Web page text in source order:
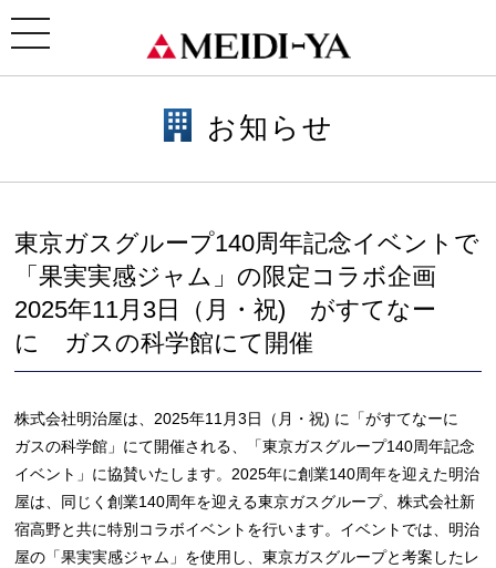
toggle
navigation
お知らせ
東京ガスグループ140周年記念イベントで
「果実実感ジャム」の限定コラボ企画
2025年11月3日（月・祝) がすてなー
に ガスの科学館にて開催
株式会社明治屋は、2025年11月3日（月・祝) に「がすてなーに
ガスの科学館」にて開催される、「東京ガスグループ140周年記念
イベント」に協賛いたします。2025年に創業140周年を迎えた明治
屋は、同じく創業140周年を迎える東京ガスグループ、株式会社新
宿高野と共に特別コラボイベントを行います。イベントでは、明治
屋の「果実実感ジャム」を使用し、東京ガスグループと考案したレ